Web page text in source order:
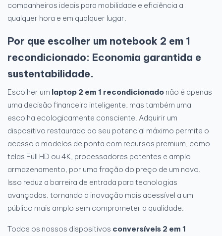
companheiros ideais para mobilidade e eficiência a
qualquer hora e em qualquer lugar.
Por que escolher um notebook 2 em 1
recondicionado: Economia garantida e
sustentabilidade.
Escolher um laptop 2 em 1 recondicionado não é apenas
uma decisão financeira inteligente, mas também uma
escolha ecologicamente consciente. Adquirir um
dispositivo restaurado ao seu potencial máximo permite o
acesso a modelos de ponta com recursos premium, como
telas Full HD ou 4K, processadores potentes e amplo
armazenamento, por uma fração do preço de um novo.
Isso reduz a barreira de entrada para tecnologias
avançadas, tornando a inovação mais acessível a um
público mais amplo sem comprometer a qualidade.
Todos os nossos dispositivos conversíveis 2 em 1